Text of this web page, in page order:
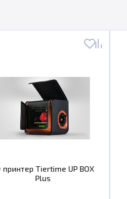
принтер Tiertime UP BOX
Plus